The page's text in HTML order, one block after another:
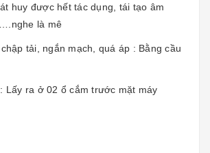
huy được hết tác dụng, tái tạo âm
là mê
tải, ngắn mạch, quá áp : Bằng cầu
Lấy ra ở 02 ổ cắm trước mặt máy